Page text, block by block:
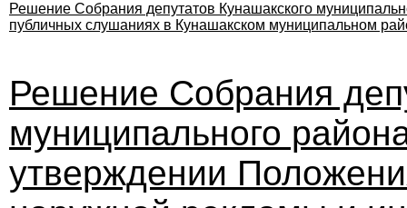
Решение Собрания депутатов Кунашакского
публичных слушаниях в Кунашакском муниципальном
Решение Собрания
муниципального
утверждении